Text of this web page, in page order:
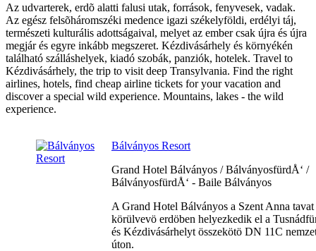
Az udvarterek, erdõ alatti falusi utak, források, fenyvesek, vadak.
Az egész felsõháromszéki medence igazi székelyföldi, erdélyi táj,
természeti kulturális adottságaival, melyet az ember csak újra és újra
megjár és egyre inkább megszeret. Kézdivásárhely és környékén
található szálláshelyek, kiadó szobák, panziók, hotelek. Travel to
Kézdivásárhely, the trip to visit deep Transylvania. Find the right
airlines, hotels, find cheap airline tickets for your vacation and
discover a special wild experience. Mountains, lakes - the wild
experience.
Bálványos Resort
Grand Hotel Bálványos / BálványosfürdÅ‘ /
BálványosfürdÅ‘ - Baile Bálványos
A Grand Hotel Bálványos a Szent Anna tavat
körülvevö erdöben helyezkedik el a
és Kézdivásárhelyt összekötö DN 11C
úton.